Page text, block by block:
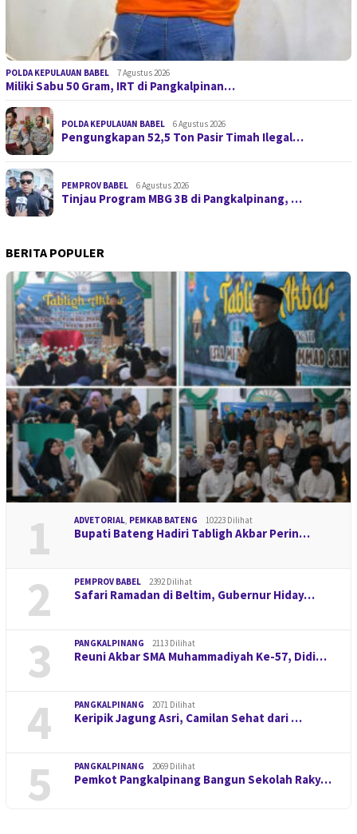
POLDA KEPULAUAN BABEL 7 Agustus 2026
Miliki Sabu 50 Gram, IRT di Pangkalpinan…
POLDA KEPULAUAN BABEL 6 Agustus 2026
Pengungkapan 52,5 Ton Pasir Timah Ilegal…
PEMPROV BABEL 6 Agustus 2026
Tinjau Program MBG 3B di Pangkalpinang, …
BERITA POPULER
1 ADVETORIAL, PEMKAB BATENG 10223 Dilihat
Bupati Bateng Hadiri Tabligh Akbar Perin…
2 PEMPROV BABEL 2392 Dilihat
Safari Ramadan di Beltim, Gubernur Hiday…
3 PANGKALPINANG 2113 Dilihat
Reuni Akbar SMA Muhammadiyah Ke-57, Didi…
4 PANGKALPINANG 2071 Dilihat
Keripik Jagung Asri, Camilan Sehat dari …
5 PANGKALPINANG 2069 Dilihat
Pemkot Pangkalpinang Bangun Sekolah Raky…